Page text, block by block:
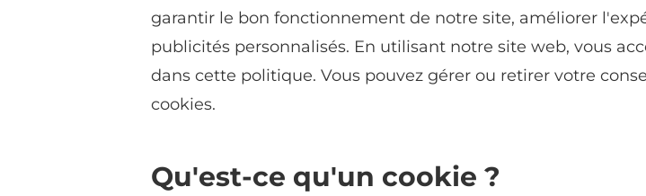
garantir le bon fonctionnement de notre site, améliorer
publicités personnalisés. En utilisant notre site web, vous
dans cette politique. Vous pouvez gérer ou retirer votre
cookies.
Qu'est-ce qu'un cookie ?